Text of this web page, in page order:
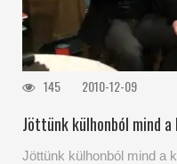
145 2010-12-09
Jöttünk külhonból mind
Jöttünk külhonból mind a